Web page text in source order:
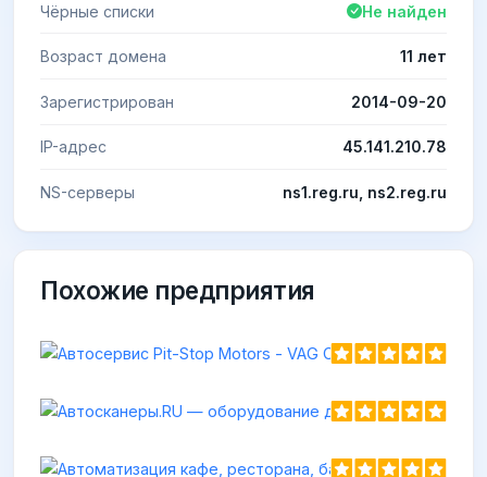
Чёрные списки Не найден
Возраст домена 11 лет
Зарегистрирован 2014-09-20
IP-адрес 45.141.210.78
NS-серверы ns1.reg.ru, ns2.reg.ru
Похожие предприятия
https://